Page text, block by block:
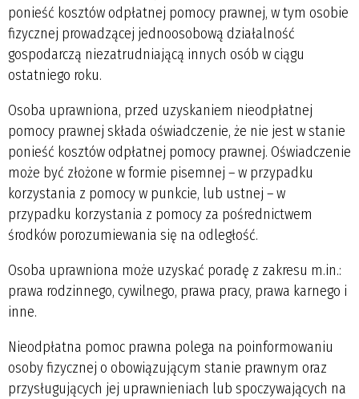
ponieść kosztów odpłatnej pomocy prawnej, w tym osobie
fizycznej prowadzącej jednoosobową działalność
gospodarczą niezatrudniającą innych osób w ciągu
ostatniego roku.
Osoba uprawniona, przed uzyskaniem nieodpłatnej
pomocy prawnej składa oświadczenie, że nie jest w stanie
ponieść kosztów odpłatnej pomocy prawnej. Oświadczenie
może być złożone w formie pisemnej – w przypadku
korzystania z pomocy w punkcie, lub ustnej – w
przypadku korzystania z pomocy za pośrednictwem
środków porozumiewania się na odległość.
Osoba uprawniona może uzyskać poradę z zakresu m.in.:
prawa rodzinnego, cywilnego, prawa pracy, prawa karnego i
inne.
Nieodpłatna pomoc prawna polega na poinformowaniu
osoby fizycznej o obowiązującym stanie prawnym oraz
przysługujących jej uprawnieniach lub spoczywających na